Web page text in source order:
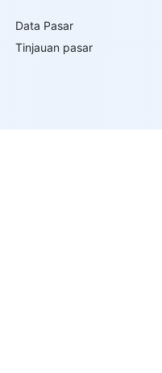
Data Pasar
Tinjauan pasar